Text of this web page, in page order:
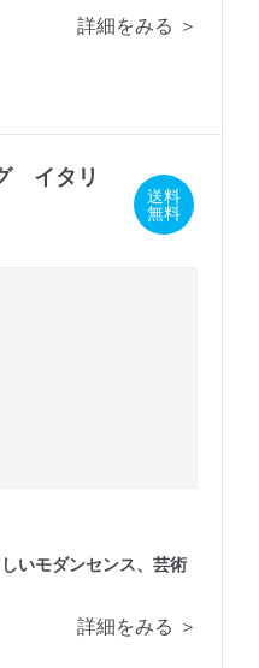
詳細をみる ＞
イタリ
送料
無料
いモダンセンス、芸術
詳細をみる ＞